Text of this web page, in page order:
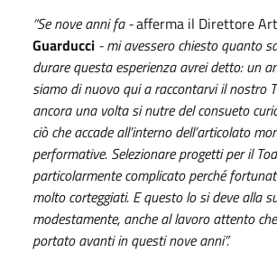
“Se nove anni fa -afferma il Direttore
Guarducci - mi avessero chiesto quanto
durare questa esperienza avrei detto: un
siamo di nuovo qui a raccontarvi il nostro
ancora una volta si nutre del consueto
ciò che accade all’interno dell’articolato
performative. Selezionare progetti per il
particolarmente complicato perché
molto corteggiati. E questo lo si deve alla
modestamente, anche al lavoro attento
portato avanti in questi nove anni”.